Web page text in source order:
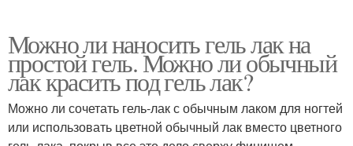
Можно ли наносить гель лак на
простой гель. Можно ли обычный
лак красить под гель лак?
Можно ли сочетать гель-лак с обычным лаком для ногтей
или использовать цветной обычный лак вместо цветного